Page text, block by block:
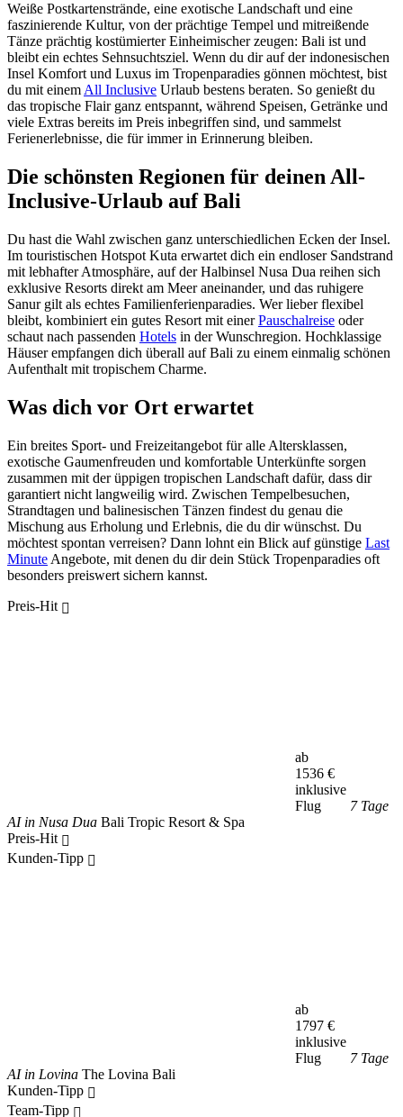
Weiße Postkartenstrände, eine exotische Landschaft und eine
faszinierende Kultur, von der prächtige Tempel und mitreißende
Tänze prächtig kostümierter Einheimischer zeugen: Bali ist und
bleibt ein echtes Sehnsuchtsziel. Wenn du dir auf der indonesischen
Insel Komfort und Luxus im Tropenparadies gönnen möchtest, bist
du mit einem All Inclusive Urlaub bestens beraten. So genießt du
das tropische Flair ganz entspannt, während Speisen, Getränke und
viele Extras bereits im Preis inbegriffen sind, und sammelst
Ferienerlebnisse, die für immer in Erinnerung bleiben.
Die schönsten Regionen für deinen All-
Inclusive-Urlaub auf Bali
Du hast die Wahl zwischen ganz unterschiedlichen Ecken der Insel.
Im touristischen Hotspot Kuta erwartet dich ein endloser Sandstrand
mit lebhafter Atmosphäre, auf der Halbinsel Nusa Dua reihen sich
exklusive Resorts direkt am Meer aneinander, und das ruhigere
Sanur gilt als echtes Familienferienparadies. Wer lieber flexibel
bleibt, kombiniert ein gutes Resort mit einerPauschalreise oder
schaut nach passenden Hotels in der Wunschregion. Hochklassige
Häuser empfangen dich überall auf Bali zu einem einmalig schönen
Aufenthalt mit tropischem Charme.
Was dich vor Ort erwartet
Ein breites Sport- und Freizeitangebot für alle Altersklassen,
exotische Gaumenfreuden und komfortable Unterkünfte sorgen
zusammen mit der üppigen tropischen Landschaft dafür, dass dir
garantiert nicht langweilig wird. Zwischen Tempelbesuchen,
Strandtagen und balinesischen Tänzen findest du genau die
Mischung aus Erholung und Erlebnis, die du dir wünschst. Du
möchtest spontan verreisen? Dann lohnt ein Blick auf günstige Last
Minute Angebote, mit denen du dir dein Stück Tropenparadies oft
besonders preiswert sichern kannst.
Preis-Hit
ab
1536 €
inklusive
Flug
7 Tage
AI in Nusa Dua Bali Tropic Resort & Spa
Preis-Hit
Kunden-Tipp
ab
1797 €
inklusive
Flug
7 Tage
AI in Lovina The Lovina Bali
Kunden-Tipp
Team-Tipp